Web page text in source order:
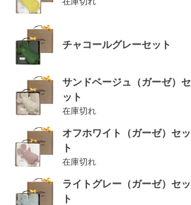
チャコールグレーセット
サンドベージュ（ガーゼ）セ
ット
在庫切れ
オフホワイト（ガーゼ）セッ
ト
在庫切れ
ライトグレー（ガーゼ）セッ
ト